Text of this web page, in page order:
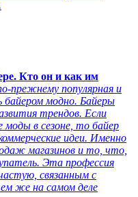
Кто он и как им
прежнему популярная и
байером модно. Байеры
трендов. Если
моды в сезоне, то байер
идеи. Именно
магазинов и то, что,
Эта профессия
связанным с
же на самом деле